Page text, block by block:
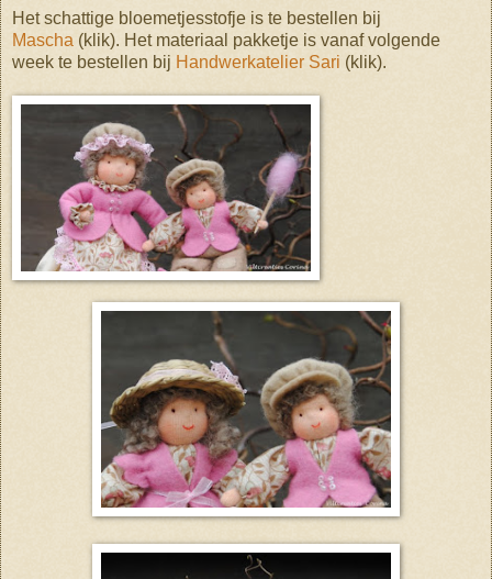
Het schattige bloemetjesstofje is te bestellen bij
Mascha (klik). Het materiaal pakketje is vanaf volgende
week te bestellen bij Handwerkatelier Sari (klik).